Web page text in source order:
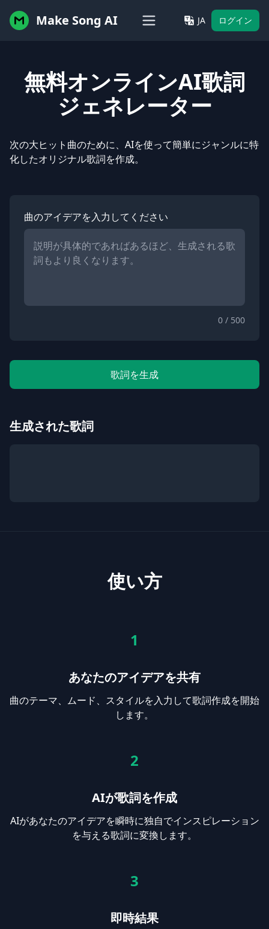
Make Song AI JA ログイン
無料オンラインAI歌詞
ジェネレーター
次の大ヒット曲のために、AIを使って簡単にジャンルに特
化したオリジナル歌詞を作成。
曲のアイデアを入力してください
0 / 500
歌詞を生成
生成された歌詞
使い方
1
あなたのアイデアを共有
曲のテーマ、ムード、スタイルを入力して歌詞作成を開始
します。
2
AIが歌詞を作成
AIがあなたのアイデアを瞬時に独自でインスピレーション
を与える歌詞に変換します。
3
即時結果